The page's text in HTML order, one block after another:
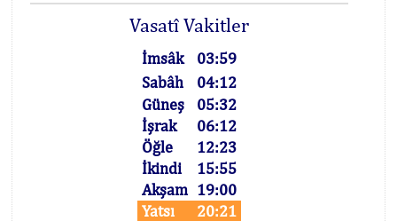
Vasatî Vakitler
İmsâk
03:59
Sabâh
04:12
Güneş
05:32
İşrak
06:12
Öğle
12:23
İkindi
15:55
Akşam 19:00
Yatsı
20:21